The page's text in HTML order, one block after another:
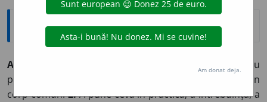
Explicative DEX
APLIC
A pune un lucru pe (sau
peste) altul pentru a le fixa, a le uni, a face din ele un
corp comun.2.A pune ceva în practică; a întrebuința, a
Am donat deja.